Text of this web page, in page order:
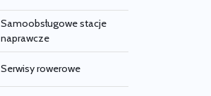
Samoobsługowe stacje
naprawcze
Serwisy rowerowe